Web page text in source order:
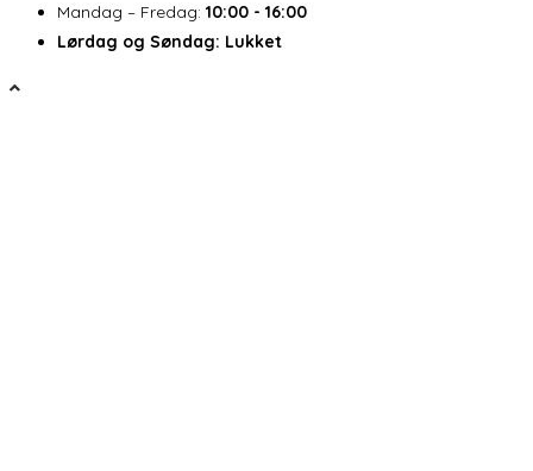
Mandag – Fredag: 10:00 - 16:00
Lørdag og Søndag: Lukket